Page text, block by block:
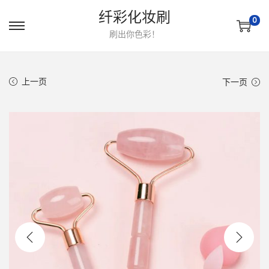
转
跳
纤彩化妆刷
刷出你色彩！
0
上一页 下一页